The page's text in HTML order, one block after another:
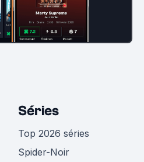
Séries
Top 2026 séries
Spider-Noir